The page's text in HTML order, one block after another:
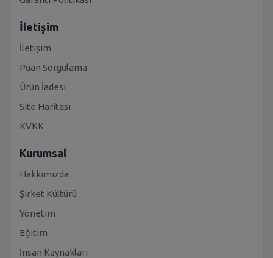
İletişim
İletişim
Puan Sorgulama
Ürün İadesi
Site Haritası
KVKK
Kurumsal
Hakkımızda
Şirket Kültürü
Yönetim
Eğitim
İnsan Kaynakları